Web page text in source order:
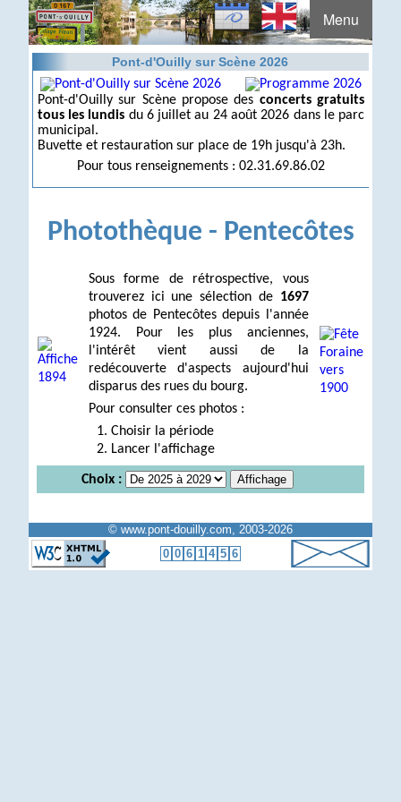
Menu
Pont-d'Ouilly sur Scène 2026
Pont-d'Ouilly sur Scène propose des concerts gratuits
tous les lundis du 6 juillet au 24 août 2026 dans le parc
municipal.
Buvette et restauration sur place de 19h jusqu'à 23h.
Pour tous renseignements : 02.31.69.86.02
Photothèque - Pentecôtes
Sous forme de rétrospective, vous
trouverez ici une sélection de 1697
photos de Pentecôtes depuis l'année
1924. Pour les plus anciennes,
l'intérêt vient aussi de la
redécouverte d'aspects aujourd'hui
disparus des rues du bourg.
Pour consulter ces photos :
Choisir la période
Lancer l'affichage
Choix :
© www.pont-douilly.com, 2003-2026
0 0 6 1 4 5 6